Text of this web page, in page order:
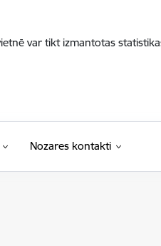
var tikt izmantotas
Nozares kontakti